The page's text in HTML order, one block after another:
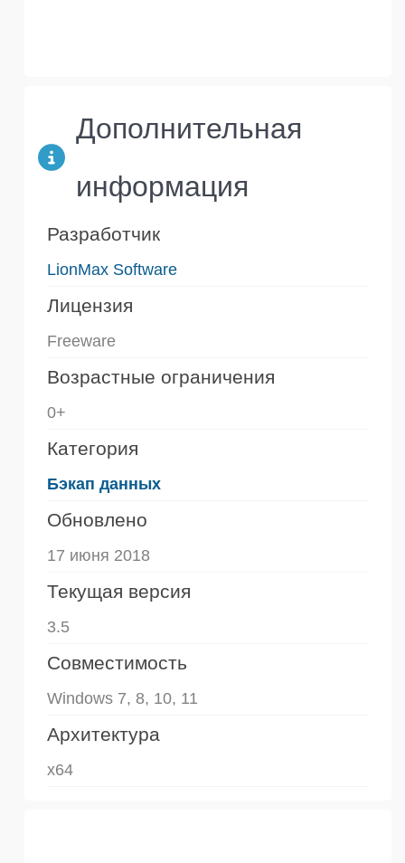
Дополнительная
информация
Разработчик
LionMax Software
Лицензия
Freeware
Возрастные ограничения
0+
Категория
Бэкап данных
Обновлено
17 июня 2018
Текущая версия
3.5
Совместимость
Windows 7, 8, 10, 11
Архитектура
x64